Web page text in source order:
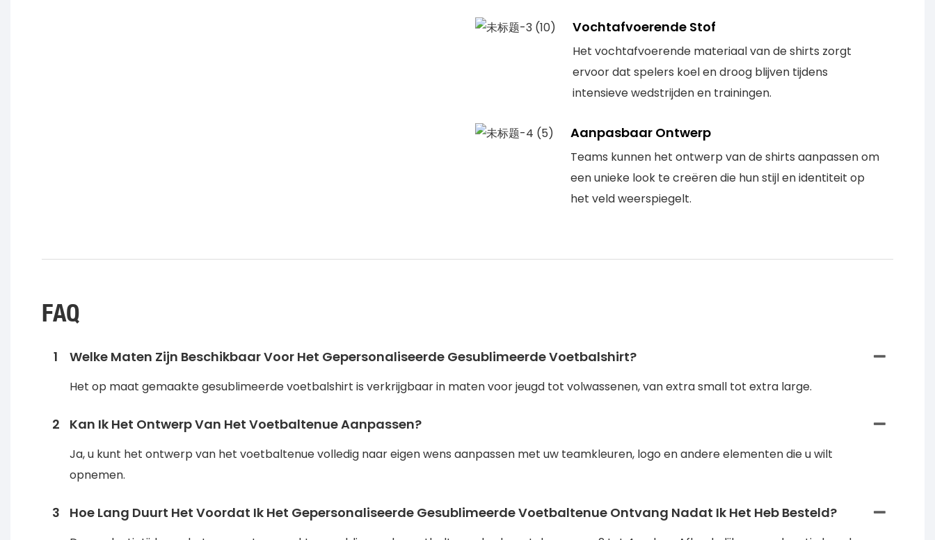
Vochtafvoerende Stof
Het vochtafvoerende materiaal van de shirts zorgt
ervoor dat spelers koel en droog blijven tijdens
intensieve wedstrijden en trainingen.
Aanpasbaar Ontwerp
Teams kunnen het ontwerp van de shirts aanpassen om
een unieke look te creëren die hun stijl en identiteit op
het veld weerspiegelt.
FAQ
1 Welke Maten Zijn Beschikbaar Voor Het Gepersonaliseerde Gesublimeerde Voetbalshirt?
Het op maat gemaakte gesublimeerde voetbalshirt is verkrijgbaar in maten voor jeugd tot volwassenen, van extra small tot extra large.
2 Kan Ik Het Ontwerp Van Het Voetbaltenue Aanpassen?
Ja, u kunt het ontwerp van het voetbaltenue volledig naar eigen wens aanpassen met uw teamkleuren, logo en andere elementen die u wilt
opnemen.
3 Hoe Lang Duurt Het Voordat Ik Het Gepersonaliseerde Gesublimeerde Voetbaltenue Ontvang Nadat Ik Het Heb Besteld?